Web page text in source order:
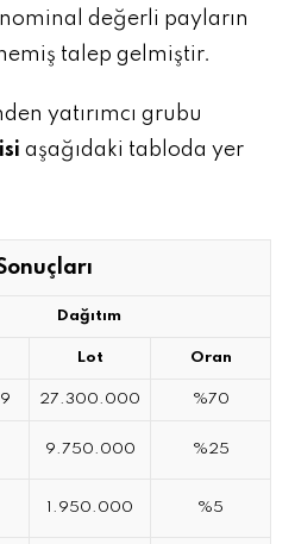
değerli payların
talep gelmiştir.
yatırımcı grubu
aşağıdaki tabloda yer
Dağıtım
Lot Oran
27.300.000 %70
9.750.000 %25
1.950.000 %5